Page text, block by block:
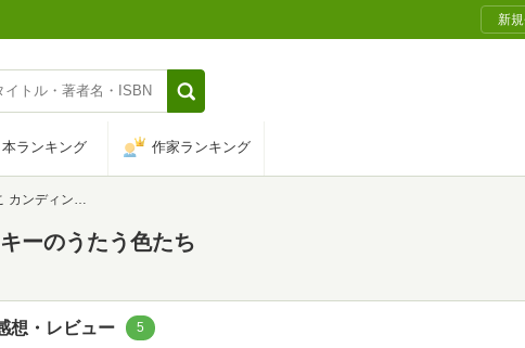
新
本ランキング 作家ランキング
ーのうたう色たち
ーのうたう色たち
想・レビュー 5